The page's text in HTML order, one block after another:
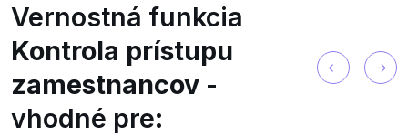
Vernostná funkcia
Kontrola prístupu
zamestnancov -
vhodné pre: